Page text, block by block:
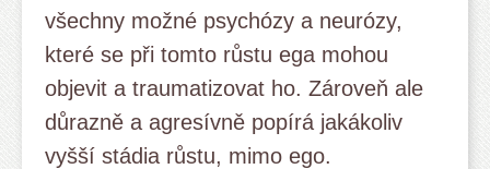
všechny možné psychózy a neurózy,
které se při tomto růstu ega mohou
objevit a traumatizovat ho. Zároveň ale
důrazně a agresívně popírá jakákoliv
vyšší stádia růstu, mimo ego.